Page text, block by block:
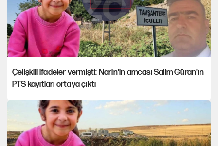
Çelişkili ifadeler vermişti: Narin'in amcası Salim Güran'ın
PTS kayıtları ortaya çıktı